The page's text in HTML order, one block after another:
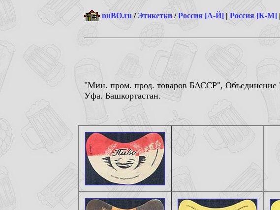
nuBO.ru / Этикетки /Россия [А-Й] | Россия [К-М] |
"Мин. пром. прод. товаров БАССР", Объединение
Уфа. Башкортастан.